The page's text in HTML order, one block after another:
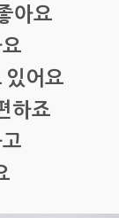
아요
있어요
하죠